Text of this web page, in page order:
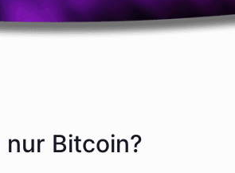
nur Bitcoin?